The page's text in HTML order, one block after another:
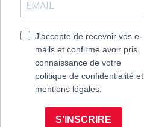
J'accepte de recevoir vos e-
mails et confirme avoir pris
connaissance de votre
politique de confidentialité et
mentions légales.
S'INSCRIRE